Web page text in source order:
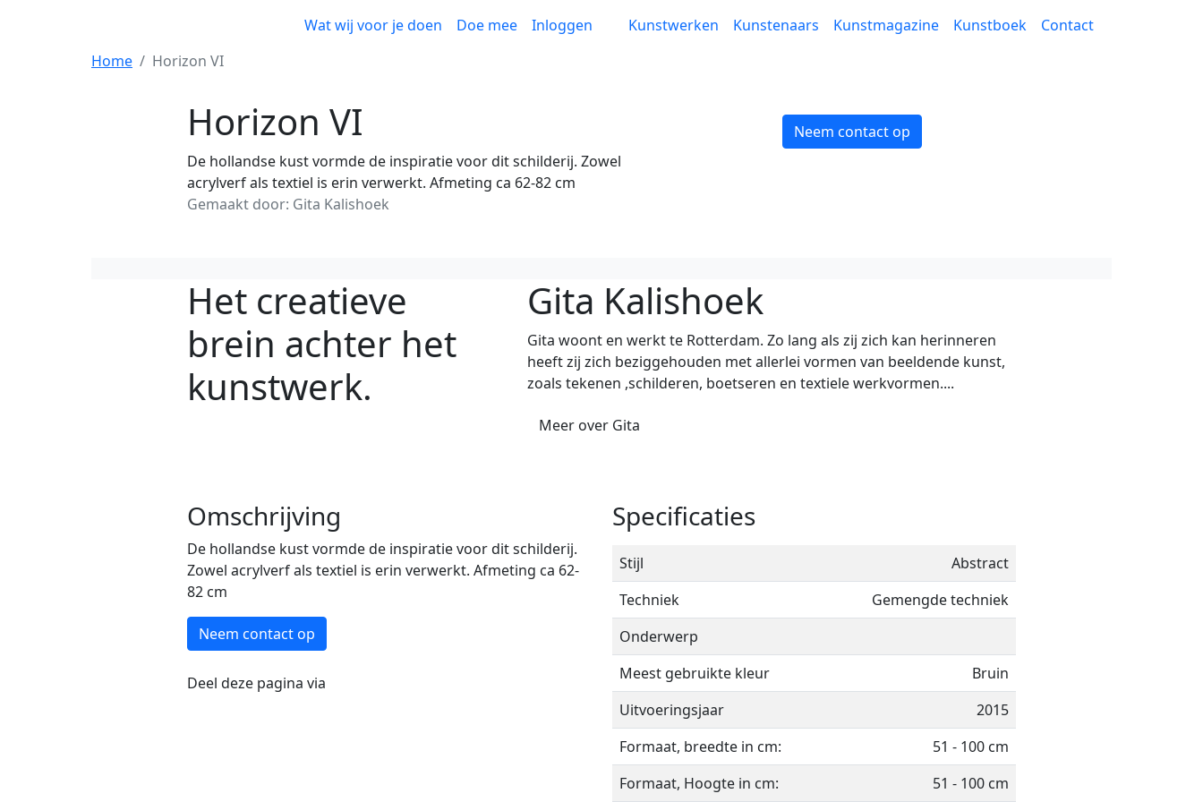
Kunstwerken Kunstenaars Kunstmagazine Kunstboek Contact
Wat wij voor je doen Doe mee
Inloggen
Home
Horizon VI
Horizon VI
De hollandse kust vormde de inspiratie voor dit schilderij. Zowel
acrylverf als textiel is erin verwerkt. Afmeting ca 62-82 cm
Gemaakt door: Gita Kalishoek
Neem contact op
Het creatieve
brein achter het
kunstwerk.
Gita Kalishoek
Gita woont en werkt te Rotterdam. Zo lang als zij zich kan herinneren
heeft zij zich beziggehouden met allerlei vormen van beeldende kunst,
zoals tekenen ,schilderen, boetseren en textiele werkvormen....
Meer over Gita
Omschrijving
De hollandse kust vormde de inspiratie voor dit schilderij.
Zowel acrylverf als textiel is erin verwerkt. Afmeting ca 62-
82 cm
Neem contact op
Deel deze pagina via
Specificaties
Stijl
Abstract
Techniek
Gemengde techniek
Onderwerp
Meest gebruikte kleur
Bruin
Uitvoeringsjaar
2015
Formaat, breedte in cm:
51 - 100 cm
Formaat, Hoogte in cm:
51 - 100 cm